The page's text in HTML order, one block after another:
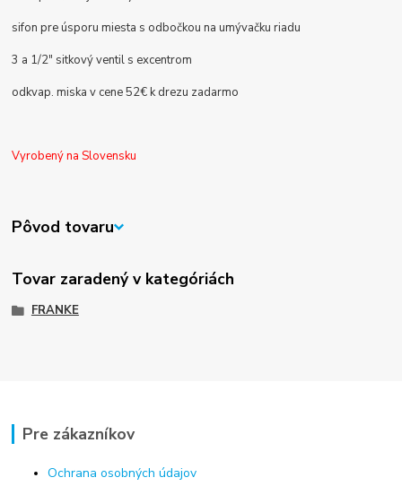
sifon pre úsporu miesta s odbočkou na umývačku riadu
3 a 1/2" sitkový ventil s excentrom
odkvap. miska v cene 52€ k drezu zadarmo
Vyrobený na Slovensku
Pôvod tovaru
Tovar zaradený v kategóriách
FRANKE
Pre zákazníkov
Ochrana osobných údajov